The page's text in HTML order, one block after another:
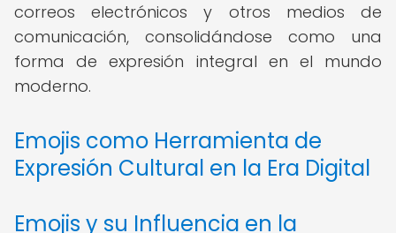
correos electrónicos y otros medios de
comunicación, consolidándose como una
forma de expresión integral en el mundo
moderno.
Emojis como Herramienta de
Expresión Cultural en la Era Digital
Emojis y su Influencia en la